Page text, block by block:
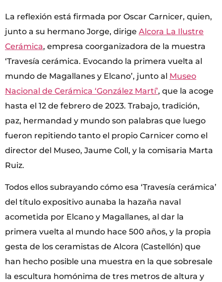
La reflexión está firmada por Oscar Carnicer, quien,
junto a su hermano Jorge, dirige Alcora La Ilustre
Cerámica, empresa coorganizadora de la muestra
‘Travesía cerámica. Evocando la primera vuelta al
mundo de Magallanes y Elcano’, junto al Museo
Nacional de Cerámica ‘González Martí’, que la acoge
hasta el 12 de febrero de 2023. Trabajo, tradición,
paz, hermandad y mundo son palabras que luego
fueron repitiendo tanto el propio Carnicer como el
director del Museo, Jaume Coll, y la comisaria Marta
Ruiz.
Todos ellos subrayando cómo esa ‘Travesía cerámica’
del título expositivo aunaba la hazaña naval
acometida por Elcano y Magallanes, al dar la
primera vuelta al mundo hace 500 años, y la propia
gesta de los ceramistas de Alcora (Castellón) que
han hecho posible una muestra en la que sobresale
la escultura homónima de tres metros de altura y